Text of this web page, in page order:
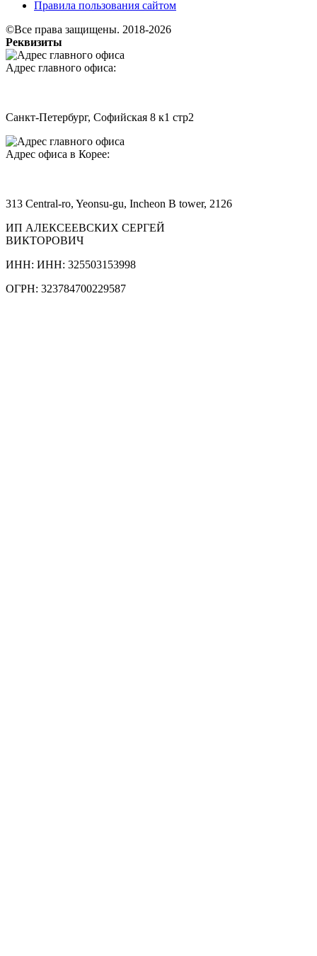
Правила пользования сайтом
©Все права защищены. 2018-2026
Реквизиты
Адрес главного офиса:
Санкт-Петербург, Софийская 8 к1 стр2
Адрес офиса в Корее:
313 Central-ro, Yeonsu-gu, Incheon B tower, 2126
ИП АЛЕКСЕЕВСКИХ СЕРГЕЙ
ВИКТОРОВИЧ
ИНН: ИНН: 325503153998
ОГРН: 323784700229587